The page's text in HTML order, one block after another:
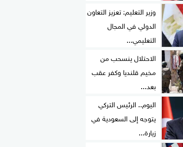
وزير التعليم: تعزيز التعاون
الدولي في المجال
التعليمي...
الاحتلال ينسحب من
مخيم قلنديا وكفر عقب
بعد...
اليوم.. الرئيس التركي
يتوجه إلى السعودية في
زيارة...